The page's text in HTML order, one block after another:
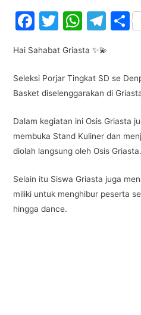
F
c
e
b
o
o
k
T
itt
er
W
at
s
A
p
p
T
e
gr
a
m
S
e
Hai Sahabat Griasta ✨💫
Seleksi Porjar Tingkat SD se
Basket diselenggarakan di
Dalam kegiatan ini Osis Griasta
membuka Stand Kuliner dan
diolah langsung oleh Osis Griasta.
Selain itu Siswa Griasta juga
miliki untuk menghibur peserta
hingga dance.